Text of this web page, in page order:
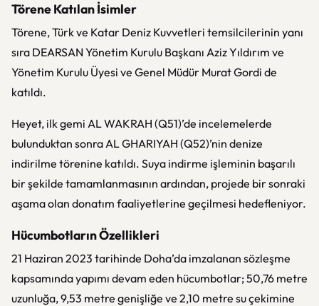
Törene Katılan İsimler
Törene, Türk ve Katar Deniz Kuvvetleri temsilcilerinin yanı
sıra DEARSAN Yönetim Kurulu Başkanı Aziz Yıldırım ve
Yönetim Kurulu Üyesi ve Genel Müdür Murat Gordi de
katıldı.
Heyet, ilk gemi AL WAKRAH (Q51)’de incelemelerde
bulunduktan sonra AL GHARIYAH (Q52)’nin denize
indirilme törenine katıldı. Suya indirme işleminin başarılı
bir şekilde tamamlanmasının ardından, projede bir sonraki
aşama olan donatım faaliyetlerine geçilmesi hedefleniyor.
Hücumbotların Özellikleri
21 Haziran 2023 tarihinde Doha’da imzalanan sözleşme
kapsamında yapımı devam eden hücumbotlar; 50,76 metre
uzunluğa, 9,53 metre genişliğe ve 2,10 metre su çekimine